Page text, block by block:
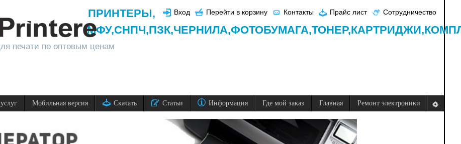
печати по оптовым ценам
Вход Перейти в корзину Контакты Прайс лист Сотрудничество
ПРИНТЕРЫ,
МФУ,СНПЧ,ПЗК,ЧЕРНИЛА,ФОТОБУМАГА,ТОНЕР,КАРТРИДЖИ,
Мобильная версия Скачать Статьи Информация Где мой заказ Главная Ремонт электроники